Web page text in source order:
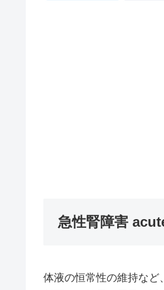
急性腎障害
体液の恒常性の維持など